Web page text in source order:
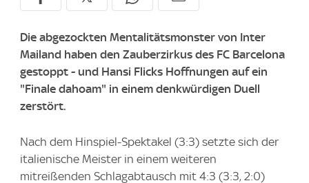
Die abgezockten Mentalitätsmonster von Inter
Mailand haben den Zauberzirkus des FC Barcelona
gestoppt - und Hansi Flicks Hoffnungen auf ein
"Finale dahoam" in einem denkwürdigen Duell
zerstört.
Nach dem Hinspiel-Spektakel (3:3) setzte sich der
italienische Meister in einem weiteren
mitreißenden Schlagabtausch mit 4:3 (3:3, 2:0)